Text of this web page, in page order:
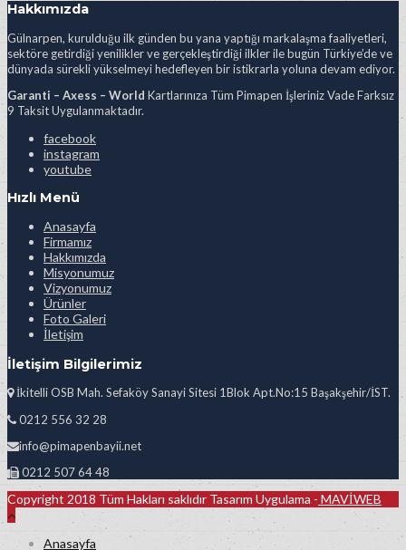
Hakkımızda
Gülnarpen, kurulduğu ilk günden bu yana yaptığı markalaşma faaliyetleri,
sektöre getirdiği yenilikler ve gerçekleştirdiği ilkler ile bugün Türkiye’de ve
dünyada sürekli yükselmeyi hedefleyen bir istikrarla yoluna devam ediyor.
Garanti – Axess – World Kartlarınıza Tüm Pimapen İşleriniz Vade Farksız
9 Taksit Uygulanmaktadır.
facebook
instagram
youtube
Hızlı Menü
Anasayfa
Firmamız
Hakkımızda
Misyonumuz
Vizyonumuz
Ürünler
Foto Galeri
İletişim
İletişim Bilgilerimiz
İkitelli OSB Mah. Sefaköy Sanayi Sitesi 1Blok Apt.No:15 Başakşehir/İST.
0212 556 32 28
info@pimapenbayii.net
0212 507 64 48
Copyright 2018 Tüm Hakları saklıdır Tasarım Uygulama - MAVİWEB
Anasayfa